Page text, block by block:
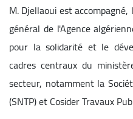
M. Djellaoui est
général de l'Agence
pour la solidarité et le
cadres centraux du
secteur, notamment la
(SNTP) et Cosider Travaux